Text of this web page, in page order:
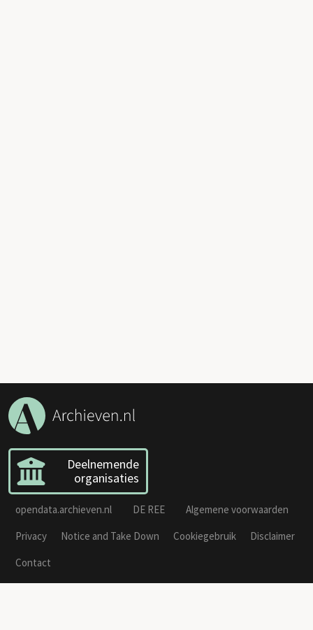
Deelnemende
organisaties
opendata.archieven.nl DE REE
Algemene voorwaarden
Privacy
Notice and Take Down Cookiegebruik
Disclaimer
Contact